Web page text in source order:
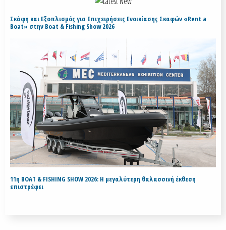
Σκάφη και Εξοπλισμός για Επιχειρήσεις Ενοικίασης Σκαφών «Rent a
Boat» στην Boat & Fishing Show 2026
11η BOAT & FISHING SHOW 2026: Η μεγαλύτερη θαλασσινή έκθεση
επιστρέφει